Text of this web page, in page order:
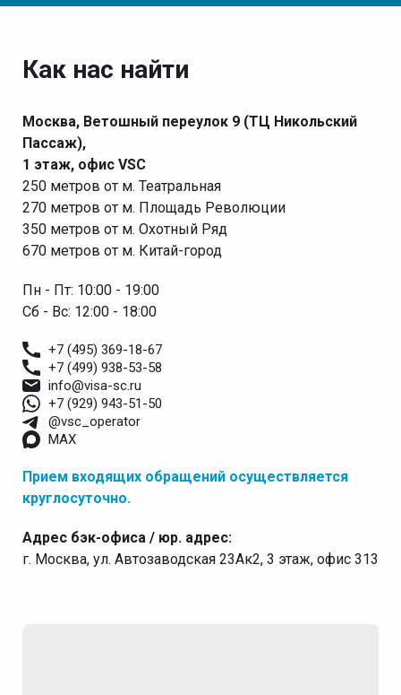
Как нас найти
Москва, Ветошный переулок 9 (ТЦ Никольский
Пассаж),
1 этаж, офис VSC
250 метров от м. Театральная
270 метров от м. Площадь Революции
350 метров от м. Охотный Ряд
670 метров от м. Китай-город
Пн - Пт: 10:00 - 19:00
Сб - Вс: 12:00 - 18:00
+7 (495) 369-18-67
+7 (499) 938-53-58
info@visa-sc.ru
+7 (929) 943-51-50
@vsc_operator
MAX
Прием входящих обращений осуществляется
круглосуточно.
Адрес бэк-офиса / юр. адрес:
г. Москва, ул. Автозаводская 23Ак2, 3 этаж, офис 313